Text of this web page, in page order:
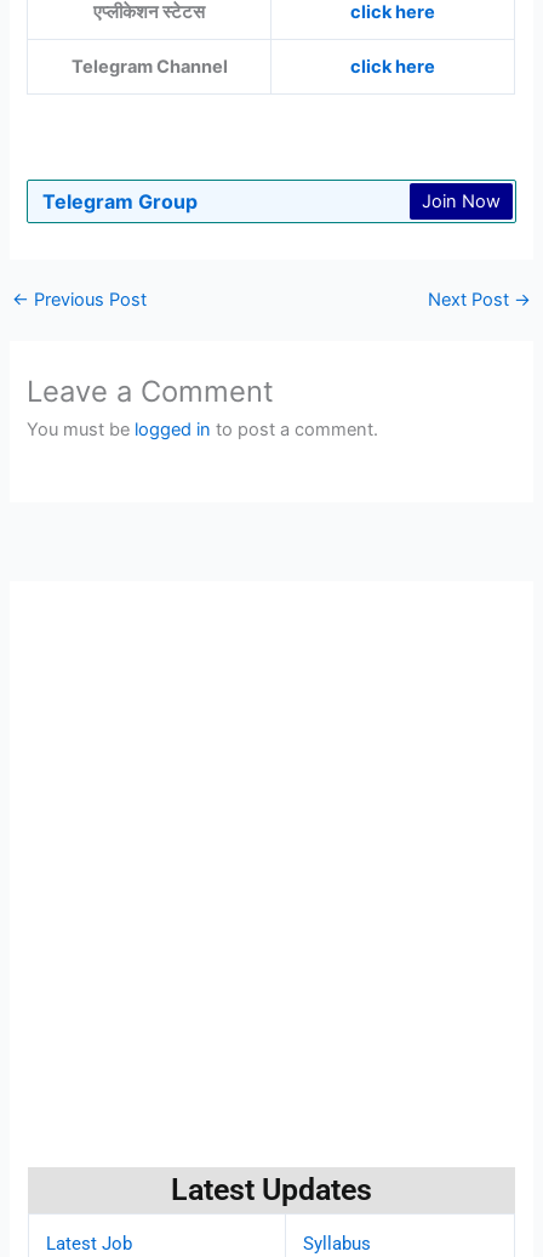
एप्लीकेशन स्टेटस click here
Telegram Channel click here
Telegram Group Join Now
← Previous Post Next Post →
Leave a Comment
You must be logged in to post a comment.
Latest Updates
Latest Job Syllabus